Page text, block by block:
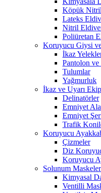
Köpük
Lateks
Nitril
Poliüretan
Koruyucu Giysi
İkaz
Pantolon ve
Tulumlar
Yağmurluk
İkaz ve Uyarı
Delinatörler
Emniyet
Emniyet
Trafik
Koruyucu
Çizmeler
Diz
Koruyucu
Solunum
Kimyasal
Ventilli